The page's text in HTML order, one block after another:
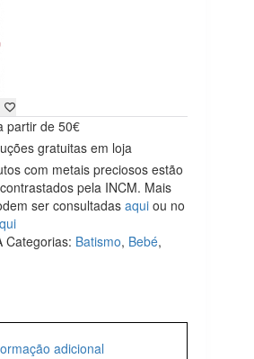
partir de 50€
gratuitas em loja
com metais preciosos estão
pela INCM. Mais
ser consultadas aqui ou no
Categorias: Batismo, Bebé,
adicional